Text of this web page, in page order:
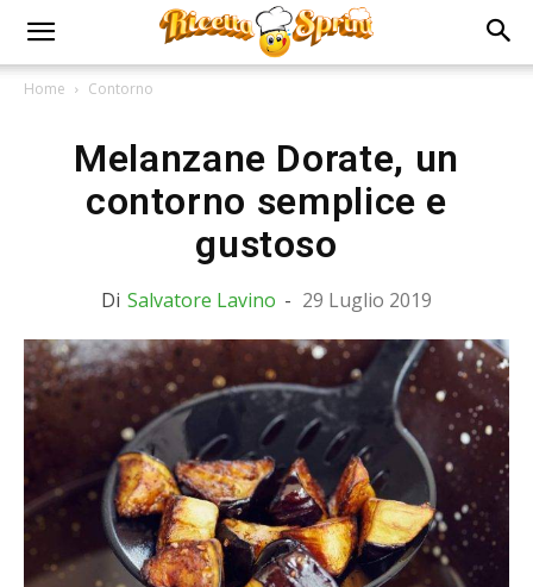
Home Contorno
Melanzane Dorate, un
contorno semplice e
gustoso
Di Salvatore Lavino - 29 Luglio 2019